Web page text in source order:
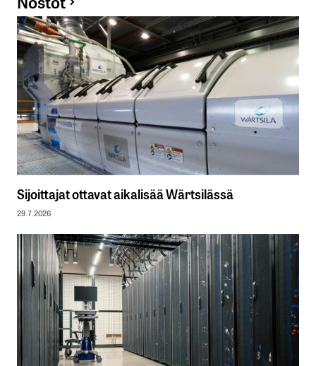
Sijoittajat ottavat aikalisää Wärtsilässä
29.7.2026